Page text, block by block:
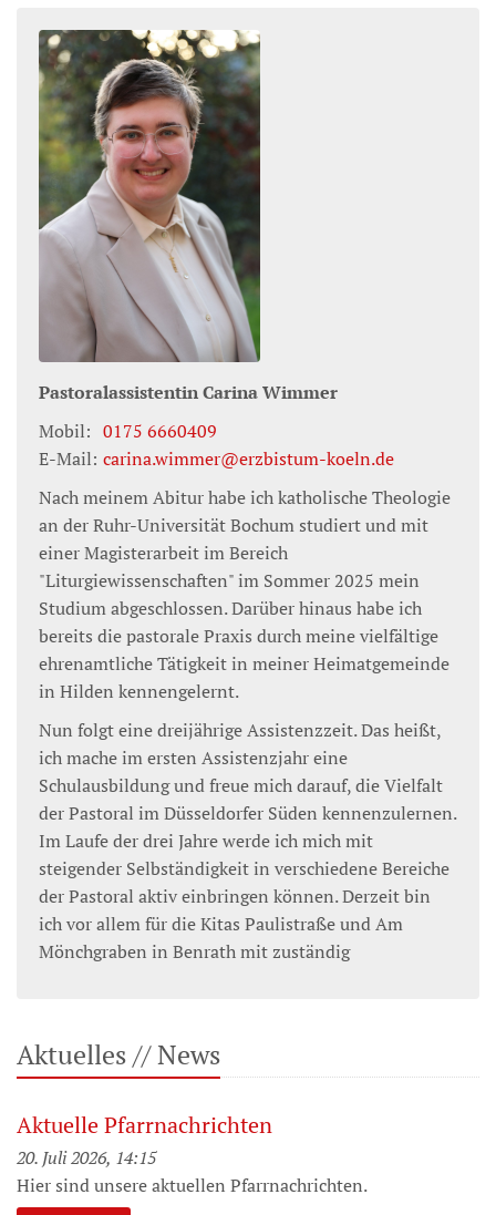
PastoralassistentinCarinaWimmer
Mobil: 0175 6660409
E-Mail: carina.wimmer@erzbistum-koeln.de
Nach meinem Abitur habe ich katholische Theologie
an der Ruhr-Universität Bochum studiert und mit
einer Magisterarbeit im Bereich
"Liturgiewissenschaften" im Sommer 2025 mein
Studium abgeschlossen. Darüber hinaus habe ich
bereits die pastorale Praxis durch meine vielfältige
ehrenamtliche Tätigkeit in meiner Heimatgemeinde
in Hilden kennengelernt.
Nun folgt eine dreijährige Assistenzzeit. Das heißt,
ich mache im ersten Assistenzjahr eine
Schulausbildung und freue mich darauf, die Vielfalt
der Pastoral im Düsseldorfer Süden kennenzulernen.
Im Laufe der drei Jahre werde ich mich mit
steigender Selbständigkeit in verschiedene Bereiche
der Pastoral aktiv einbringen können. Derzeit bin
ich vor allem für die Kitas Paulistraße und Am
Mönchgraben in Benrath mit zuständig
Aktuelles // News
Aktuelle Pfarrnachrichten
20. Juli 2026, 14:15
Hier sind unsere aktuellen Pfarrnachrichten.